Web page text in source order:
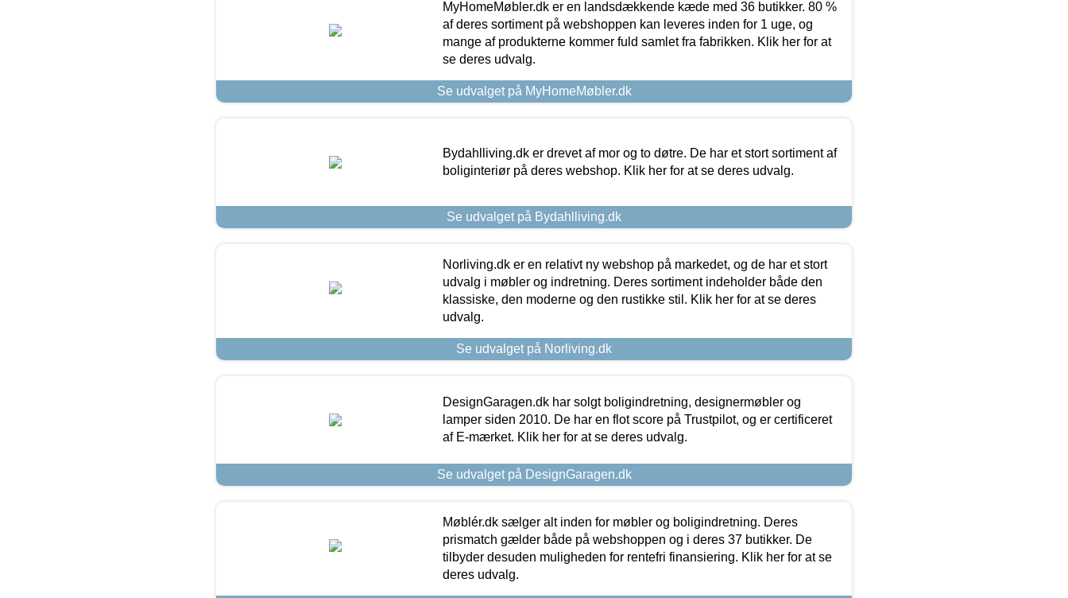
MyHomeMøbler.dk er en landsdækkende kæde med 36 butikker. 80 %
af deres sortiment på webshoppen kan leveres inden for 1 uge, og
mange af produkterne kommer fuld samlet fra fabrikken. Klik her for at
se deres udvalg.
Se udvalget på MyHomeMøbler.dk
Bydahlliving.dk er drevet af mor og to døtre. De har et stort sortiment af
boliginteriør på deres webshop. Klik her for at se deres udvalg.
Se udvalget på Bydahlliving.dk
Norliving.dk er en relativt ny webshop på markedet, og de har et stort
udvalg i møbler og indretning. Deres sortiment indeholder både den
klassiske, den moderne og den rustikke stil. Klik her for at se deres
udvalg.
Se udvalget på Norliving.dk
DesignGaragen.dk har solgt boligindretning, designermøbler og
lamper siden 2010. De har en flot score på Trustpilot, og er certificeret
af E-mærket. Klik her for at se deres udvalg.
Se udvalget på DesignGaragen.dk
Møblér.dk sælger alt inden for møbler og boligindretning. Deres
prismatch gælder både på webshoppen og i deres 37 butikker. De
tilbyder desuden muligheden for rentefri finansiering. Klik her for at se
deres udvalg.